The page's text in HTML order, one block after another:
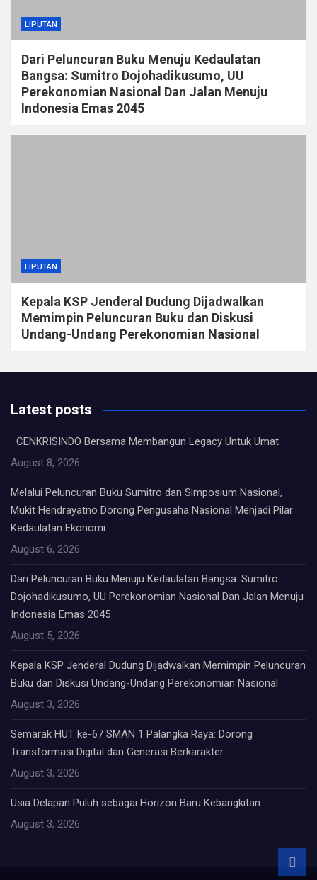
LIPUTAN
Dari Peluncuran Buku Menuju Kedaulatan
Bangsa: Sumitro Dojohadikusumo, UU
Perekonomian Nasional Dan Jalan Menuju
Indonesia Emas 2045
LIPUTAN
Kepala KSP Jenderal Dudung Dijadwalkan
Memimpin Peluncuran Buku dan Diskusi
Undang-Undang Perekonomian Nasional
Latest posts
CENKRISINDO Bersama Membangun Legacy Untuk Umat
August 8, 2026
Melalui Peluncuran Buku Sumitro dan Simposium Nasional,
Mukit Hendrayatno Dorong Pengusaha Nasional Menjadi Pilar
Kedaulatan Ekonomi
August 6, 2026
Dari Peluncuran Buku Menuju Kedaulatan Bangsa: Sumitro
Dojohadikusumo, UU Perekonomian Nasional Dan Jalan Menuju
Indonesia Emas 2045
August 5, 2026
Kepala KSP Jenderal Dudung Dijadwalkan Memimpin Peluncuran
Buku dan Diskusi Undang-Undang Perekonomian Nasional
August 3, 2026
Semarak HUT ke-67 SMAN 1 Palangka Raya: Dorong
Transformasi Digital dan Generasi Berkarakter
August 3, 2026
Usia Delapan Puluh sebagai Horizon Baru Kebangkitan
August 3, 2026